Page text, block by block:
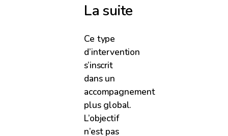
La suite
Ce type
d’intervention
s’inscrit
dans un
accompagnement
plus global.
L’objectif
n’est pas